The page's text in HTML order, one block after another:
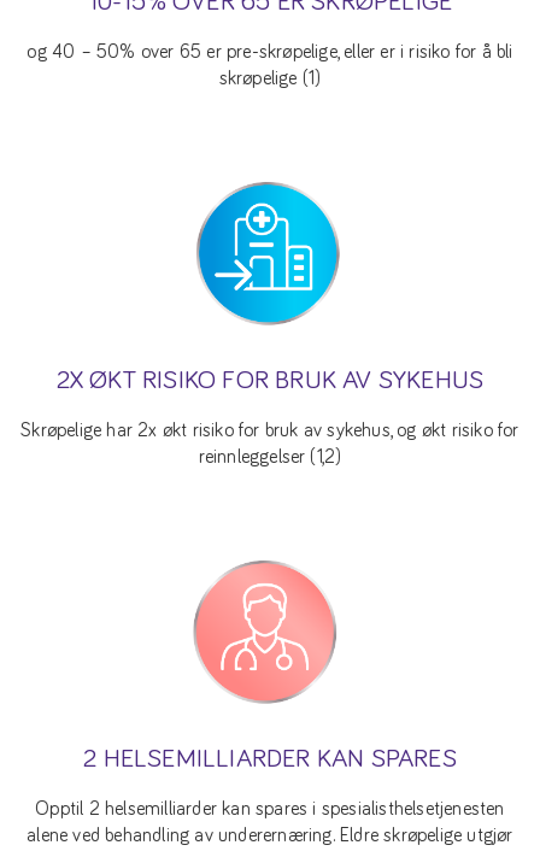
og 40 – 50% over 65 er pre-skrøpelige, eller er i risiko for å bli
skrøpelige (1)
2X ØKT RISIKO FOR BRUK AV SYKEHUS
Skrøpelige har 2x økt risiko for bruk av sykehus, og økt risiko for
reinnleggelser (1,2)
2 HELSEMILLIARDER KAN SPARES
Opptil 2 helsemilliarder kan spares i spesialisthelsetjenesten
alene ved behandling av underernæring. Eldre skrøpelige utgjør